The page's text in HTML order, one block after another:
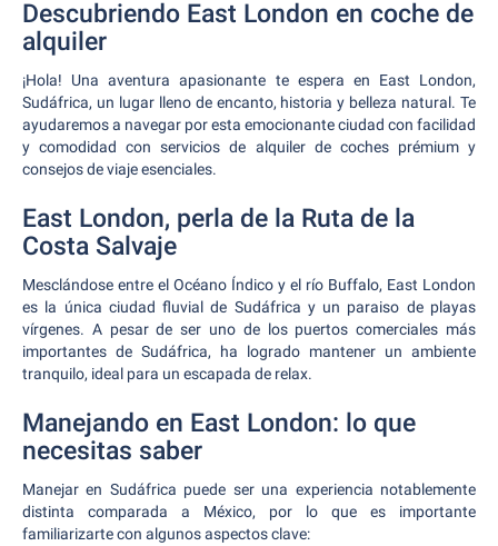
Descubriendo East London en coche de
alquiler
¡Hola! Una aventura apasionante te espera en East London,
Sudáfrica, un lugar lleno de encanto, historia y belleza natural. Te
ayudaremos a navegar por esta emocionante ciudad con facilidad
y comodidad con servicios de alquiler de coches prémium y
consejos de viaje esenciales.
East London, perla de la Ruta de la
Costa Salvaje
Mesclándose entre el Océano Índico y el río Buffalo, East London
es la única ciudad fluvial de Sudáfrica y un paraiso de playas
vírgenes. A pesar de ser uno de los puertos comerciales más
importantes de Sudáfrica, ha logrado mantener un ambiente
tranquilo, ideal para un escapada de relax.
Manejando en East London: lo que
necesitas saber
Manejar en Sudáfrica puede ser una experiencia notablemente
distinta comparada a México, por lo que es importante
familiarizarte con algunos aspectos clave: